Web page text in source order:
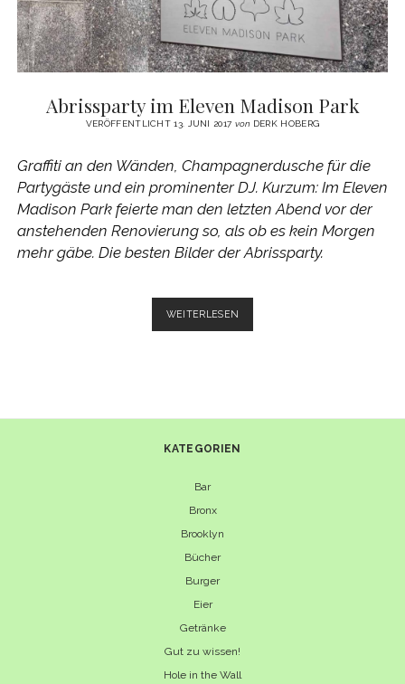
Abrissparty im Eleven Madison Park
VERÖFFENTLICHT 13. JUNI 2017 von DERK HOBERG
Graffiti an den Wänden, Champagnerdusche für die
Partygäste und ein prominenter DJ. Kurzum: Im Eleven
Madison Park feierte man den letzten Abend vor der
anstehenden Renovierung so, als ob es kein Morgen
mehr gäbe. Die besten Bilder der Abrissparty.
WEITERLESEN
IM
KATEGORIEN
Bar
Bronx
Brooklyn
Bücher
Burger
Eier
Getränke
Gut zu wissen!
Hole in the Wall